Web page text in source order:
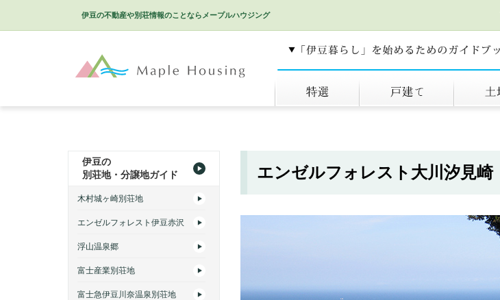
伊豆の不動産や別荘情報のことなら メープルハウジング
伊豆の
別荘地・分譲地ガイド
木村城ヶ崎別荘地
エンゼルフォレスト伊豆赤沢
浮山温泉郷
富士産業別荘地
富士急伊豆川奈温泉別荘地
エンゼルフォレスト大川汐見崎